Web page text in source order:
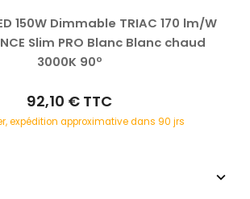
150W Dimmable TRIAC 170 lm/W
Slim PRO Blanc Blanc chaud
3000K 90º
92,10 € TTC
expédition approximative dans 90 jrs